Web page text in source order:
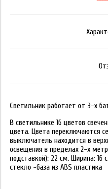
Светильник работает от 3-х
В светильнике 16 цветов
цвета. Цвета переключаются
выключатель находится в
освещения в пределах 2-х
подставкой): 22 см. Ширина: 16
стекло -база из ABS пластика